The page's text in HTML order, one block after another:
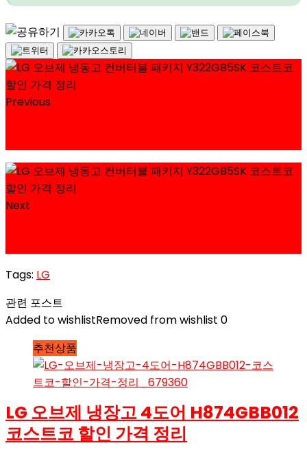
Previous
Next
Tags: LG
관련 포스트
Added to wishlistRemoved from wishlist 0
추천상품
LG 오브제 냉장고 4도어 H874GBB012
코스트코 할인 가격 정리